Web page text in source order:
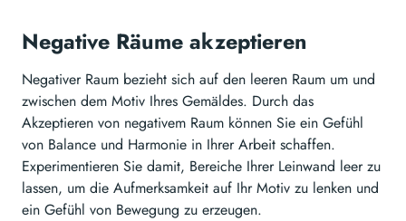
Negative Räume akzeptieren
Negativer Raum bezieht sich auf den leeren Raum um und
zwischen dem Motiv Ihres Gemäldes. Durch das
Akzeptieren von negativem Raum können Sie ein Gefühl
von Balance und Harmonie in Ihrer Arbeit schaffen.
Experimentieren Sie damit, Bereiche Ihrer Leinwand leer zu
lassen, um die Aufmerksamkeit auf Ihr Motiv zu lenken und
ein Gefühl von Bewegung zu erzeugen.